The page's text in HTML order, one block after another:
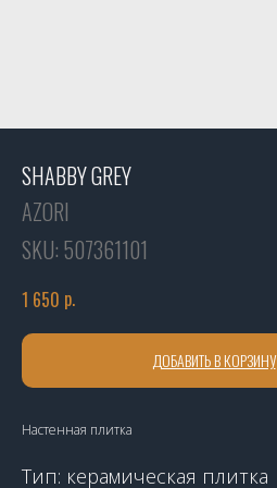
SHABBY GREY
AZORI
SKU: 507361101
1 650 р.
ДОБАВИТЬ В КОРЗИНУ
Настенная плитка
Тип: керамическая плитка